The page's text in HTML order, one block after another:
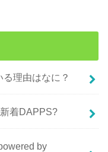
理由はなに？
着DAPPS?
by